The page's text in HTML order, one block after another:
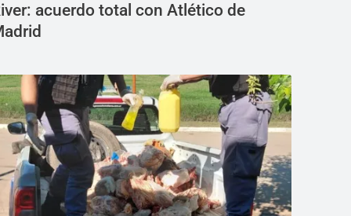
acuerdo total con Atlético de